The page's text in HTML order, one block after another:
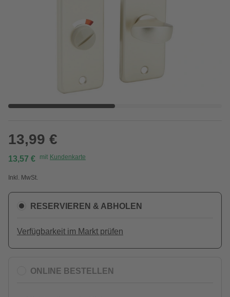
13,99 €
13,57 € mit Kundenkarte
Inkl. MwSt.
RESERVIEREN & ABHOLEN
Verfügbarkeit im Markt prüfen
ONLINE BESTELLEN